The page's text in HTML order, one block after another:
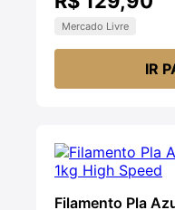
Mercado Livre
IR
Filamento Pla